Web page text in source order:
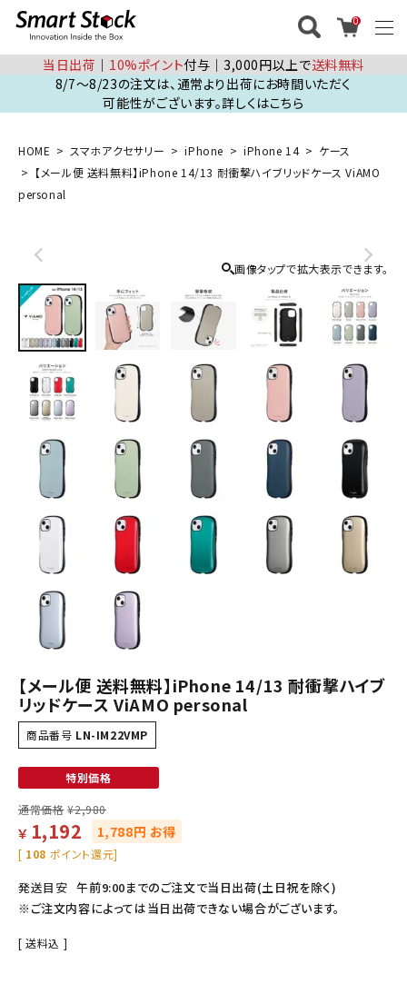
0
当日出荷 │ 10%ポイント付与│3,000円以上で送料無料
8/7～8/23の注文は、通常より出荷にお時間いただく
可能性がございます。詳しくはこちら
HOME スマホアクセサリー iPhone iPhone 14
ケース
【メール便 送料無料】iPhone 14/13 耐衝撃ハイブリッドケース ViAMO
personal
画像タップで拡大表示できます。
【メール便 送料無料】iPhone 14/13 耐衝撃ハイブ
リッドケース ViAMO personal
商品番号 LN-IM22VMP
特別価格
通常価格 ¥2,980
￥ 1,192 1,788円 お得
[ 108 ポイント還元]
発送目安 午前9:00までのご注文で当日出荷(土日祝を除く)
※ご注文内容によっては当日出荷できない場合がございます。
送料込